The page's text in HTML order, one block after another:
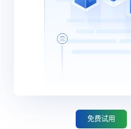
免费试用